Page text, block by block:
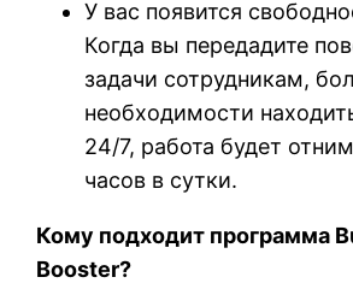
У вас появится
Когда вы передадите
задачи сотрудникам,
необходимости
24/7, работа будет
часов в сутки.
Кому подходит программа
Booster?